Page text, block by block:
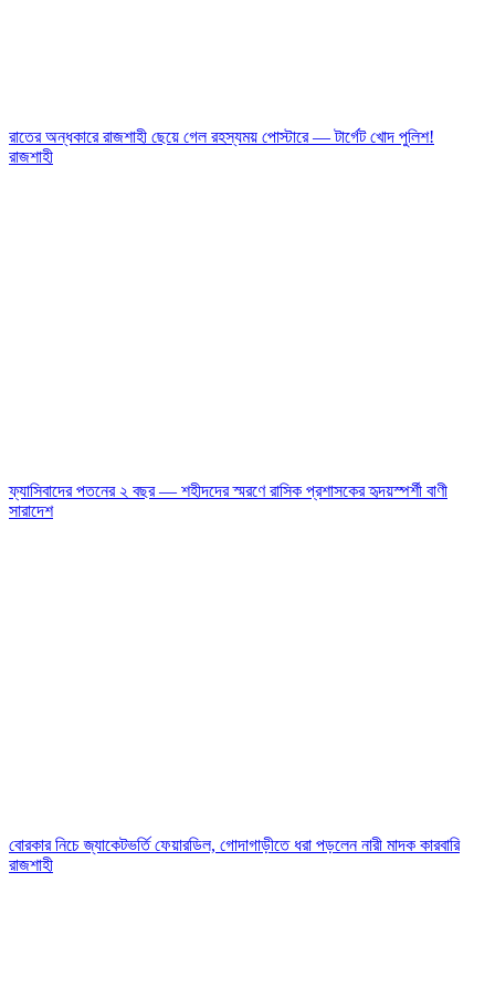
রাতের অন্ধকারে রাজশাহী ছেয়ে গেল রহস্যময় পোস্টারে — টার্গেট খোদ পুলিশ!
রাজশাহী
ফ্যাসিবাদের পতনের ২ বছর — শহীদদের স্মরণে রাসিক প্রশাসকের হৃদয়স্পর্শী বাণী
সারাদেশ
বোরকার নিচে জ্যাকেটভর্তি ফেয়ারডিল, গোদাগাড়ীতে ধরা পড়লেন নারী মাদক কারবারি
রাজশাহী